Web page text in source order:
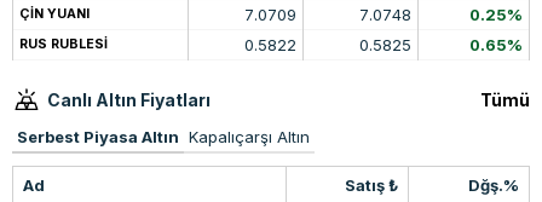
ÇİN YUANI 7.0709 7.0748 0.25%
RUS RUBLESİ 0.5822 0.5825 0.65%
Canlı Altın Fiyatları Tümü
Serbest Piyasa Altın Kapalıçarşı Altın
Ad Satış ₺ Dğş.%